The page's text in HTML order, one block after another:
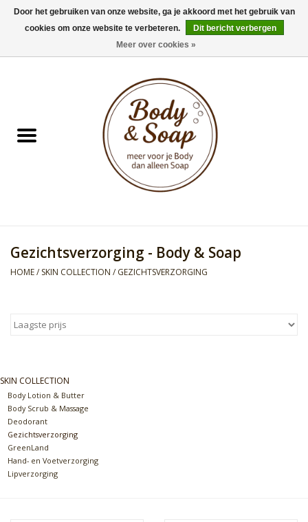
0 Artikelen - €0,00
Doucheproducten
Kids Collection
Skin Collection
Soap
Verpakking
Gezichtsverzorging - Body & Soap
HOME/ SKIN COLLECTION / GEZICHTSVERZORGING
SKIN COLLECTION
Body Lotion & Butter
Body Scrub & Massage
Deodorant
Gezichtsverzorging
GreenLand
Hand- en Voetverzorging
Lipverzorging
Door het gebruiken van onze website, ga je akkoord met het gebruik van
cookies om onze website te verbeteren.
Dit bericht verbergen
Meer over cookies »